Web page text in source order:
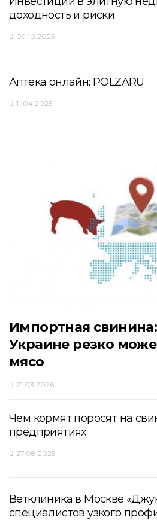
доходность и риски
09.10.2025
Аптека онлайн: POLZARU
11.04.2025
Импортная
Украине резко
мясо
21.03.2026
Чем кормят поросят на
предприятиях
27.08.2025
Ветклиника в Москве
специалистов узкого